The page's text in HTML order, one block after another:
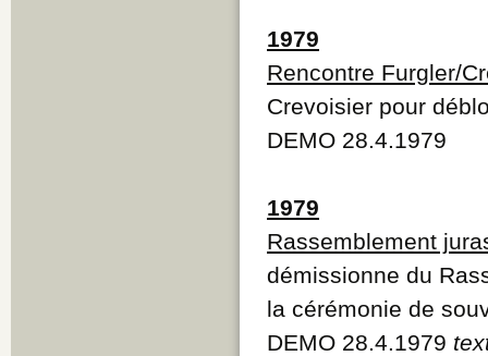
1979
Rencontre Furgler/
Crevoisier pour
DEMO 28.4.1979
1979
Rassemblement
démissionne du
la cérémonie de
DEMO 28.4.1979